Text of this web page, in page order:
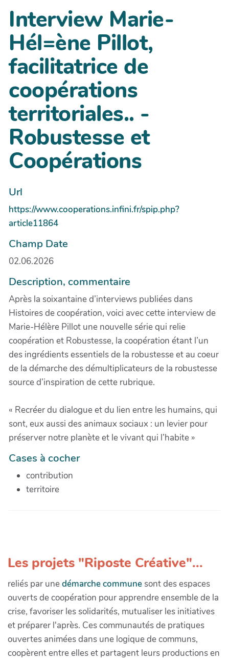
Interview Marie-
Hél=ène Pillot,
facilitatrice de
coopérations
territoriales.. -
Robustesse et
Coopérations
Url
https://www.cooperations.infini.fr/spip.php?
article11864
Champ Date
02.06.2026
Description, commentaire
Après la soixantaine d’interviews publiées dans
Histoires de coopération, voici avec cette interview de
Marie-Hélère Pillot une nouvelle série qui relie
coopération et Robustesse, la coopération étant l’un
des ingrédients essentiels de la robustesse et au coeur
de la démarche des démultiplicateurs de la robustesse
source d’inspiration de cette rubrique.
« Recréer du dialogue et du lien entre les humains, qui
sont, eux aussi des animaux sociaux : un levier pour
préserver notre planète et le vivant qui l’habite »
Cases à cocher
contribution
territoire